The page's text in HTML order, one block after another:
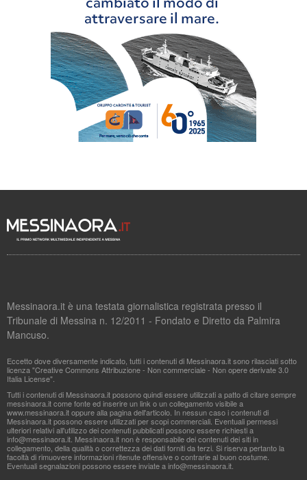
Messinaora.it è una testata giornalistica registrata presso il
Tribunale di Messina n. 12/2011 - Fondato e Diretto da Palmira
Mancuso.
Eccetto dove diversamente indicato, tutti i contenuti di Messinaora.it sono rilasciati sotto
licenza "Creative Commons Attribuzione - Non commerciale - Non opere derivate 3.0
Italia License".
Tutti i contenuti di Messinaora.it possono quindi essere utilizzati a patto di citare sempre
messinaora.it come fonte ed inserire un link o un collegamento visibile a
www.messinaora.it oppure alla pagina dell'articolo. In nessun caso i contenuti di
Messinaora.it possono essere utilizzati per scopi commerciali. Eventuali permessi
ulteriori relativi all'utilizzo dei contenuti pubblicati possono essere richiesti a
info@messinaora.it . Messinaora.it non è responsabile dei contenuti dei siti in
collegamento, della qualità o correttezza dei dati forniti da terzi. Si riserva pertanto la
facoltà di rimuovere informazioni ritenute offensive o contrarie al buon costume.
Eventuali segnalazioni possono essere inviate ainfo@messinaora.it